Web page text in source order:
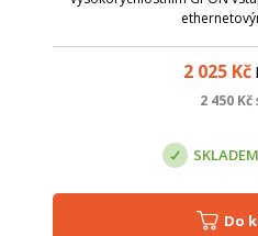
2 025 Kč
2 450 Kč
Do